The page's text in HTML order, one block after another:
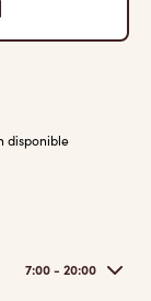
disponible
7:00 - 20:00